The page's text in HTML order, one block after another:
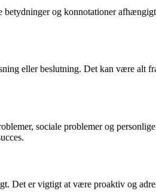
og konnotationer
eller beslutning. Det kan være alt
sociale problemer og
Det er vigtigt at være proaktiv og